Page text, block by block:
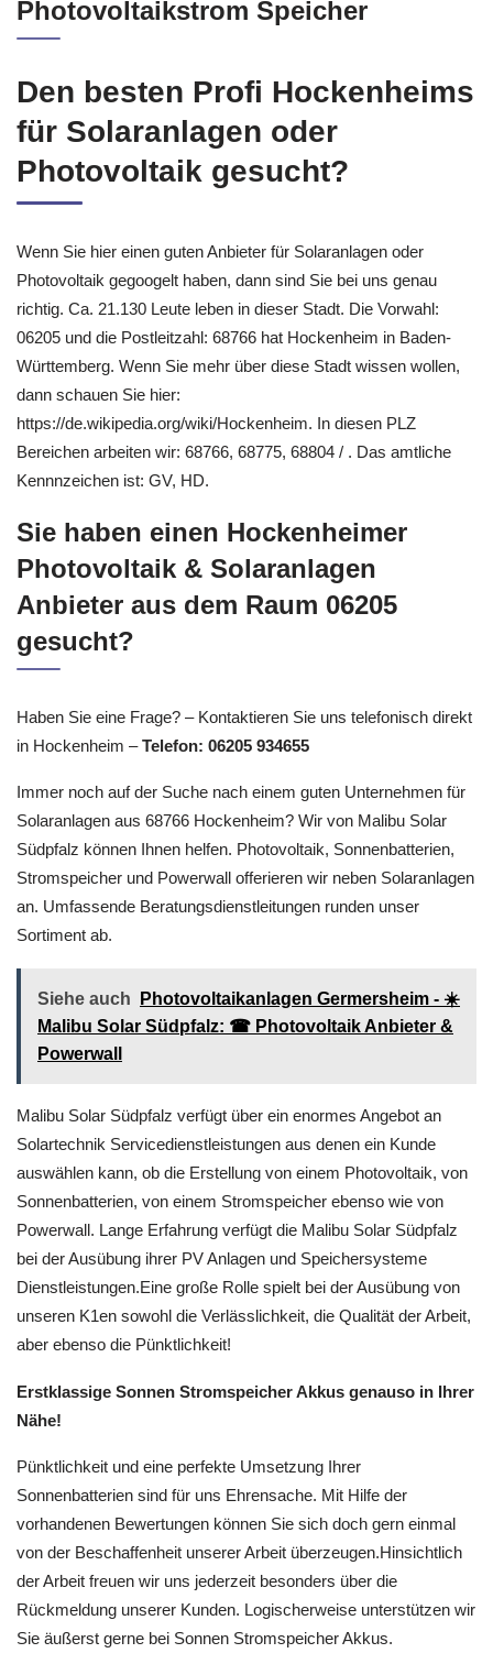
Photovoltaikstrom Speicher
Den besten Profi Hockenheims
für Solaranlagen oder
Photovoltaik gesucht?
Wenn Sie hier einen guten Anbieter für Solaranlagen oder
Photovoltaik gegoogelt haben, dann sind Sie bei uns genau
richtig. Ca. 21.130 Leute leben in dieser Stadt. Die Vorwahl:
06205 und die Postleitzahl: 68766 hat Hockenheim in Baden-
Württemberg. Wenn Sie mehr über diese Stadt wissen wollen,
dann schauen Sie hier:
https://de.wikipedia.org/wiki/Hockenheim. In diesen PLZ
Bereichen arbeiten wir: 68766, 68775, 68804 / . Das amtliche
Kennnzeichen ist: GV, HD.
Sie haben einen Hockenheimer
Photovoltaik & Solaranlagen
Anbieter aus dem Raum 06205
gesucht?
Haben Sie eine Frage? – Kontaktieren Sie uns telefonisch direkt
in Hockenheim –Telefon: 06205 934655
Immer noch auf der Suche nach einem guten Unternehmen für
Solaranlagen aus 68766 Hockenheim? Wir von Malibu Solar
Südpfalz können Ihnen helfen. Photovoltaik, Sonnenbatterien,
Stromspeicher und Powerwall offerieren wir neben Solaranlagen
an. Umfassende Beratungsdienstleitungen runden unser
Sortiment ab.
Siehe auch
Photovoltaikanlagen Germersheim - ☀️
Malibu Solar Südpfalz: ☎ Photovoltaik Anbieter &
Powerwall
Malibu Solar Südpfalz verfügt über ein enormes Angebot an
Solartechnik Servicedienstleistungen aus denen ein Kunde
auswählen kann, ob die Erstellung von einem Photovoltaik, von
Sonnenbatterien, von einem Stromspeicher ebenso wie von
Powerwall. Lange Erfahrung verfügt die Malibu Solar Südpfalz
bei der Ausübung ihrer PV Anlagen und Speichersysteme
Dienstleistungen.Eine große Rolle spielt bei der Ausübung von
unseren K1en sowohl die Verlässlichkeit, die Qualität der Arbeit,
aber ebenso die Pünktlichkeit!
Erstklassige Sonnen Stromspeicher Akkus genauso in Ihrer
Nähe!
Pünktlichkeit und eine perfekte Umsetzung Ihrer
Sonnenbatterien sind für uns Ehrensache. Mit Hilfe der
vorhandenen Bewertungen können Sie sich doch gern einmal
von der Beschaffenheit unserer Arbeit überzeugen.Hinsichtlich
der Arbeit freuen wir uns jederzeit besonders über die
Rückmeldung unserer Kunden. Logischerweise unterstützen wir
Sie äußerst gerne bei Sonnen Stromspeicher Akkus.